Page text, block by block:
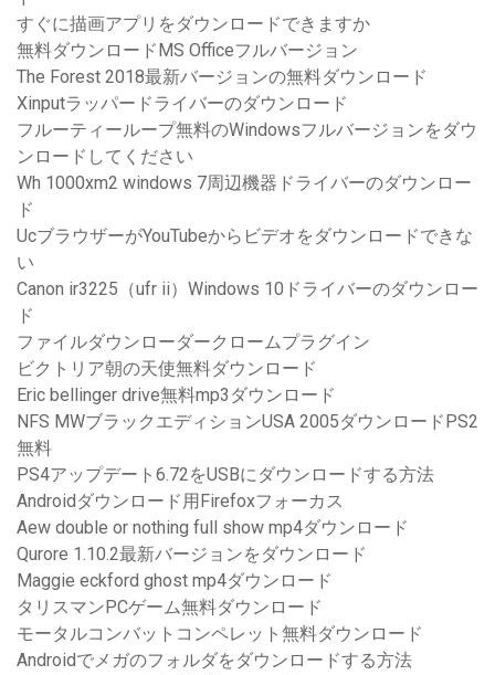
すぐに描画アプリをダウンロードできますか
無料ダウンロードMS Officeフルバージョン
The Forest 2018最新バージョンの無料ダウンロード
Xinputラッパードライバーのダウンロード
フルーティーループ無料のWindowsフルバージョンをダウ
ンロードしてください
Wh 1000xm2 windows 7周辺機器ドライバーのダウンロー
ド
UcブラウザーがYouTubeからビデオをダウンロードできな
い
Canon ir3225（ufr ii）Windows 10ドライバーのダウンロー
ド
ファイルダウンローダークロームプラグイン
ビクトリア朝の天使無料ダウンロード
Eric bellinger drive無料mp3ダウンロード
NFS MWブラックエディションUSA 2005ダウンロードPS2
無料
PS4アップデート6.72をUSBにダウンロードする方法
Androidダウンロード用Firefoxフォーカス
Aew double or nothing full show mp4ダウンロード
Qurore 1.10.2最新バージョンをダウンロード
Maggie eckford ghost mp4ダウンロード
タリスマンPCゲーム無料ダウンロード
モータルコンバットコンペレット無料ダウンロード
Androidでメガのフォルダをダウンロードする方法